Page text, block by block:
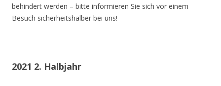
behindert werden – bitte informieren Sie sich vor einem
Besuch sicherheitshalber bei uns!
2021 2. Halbjahr